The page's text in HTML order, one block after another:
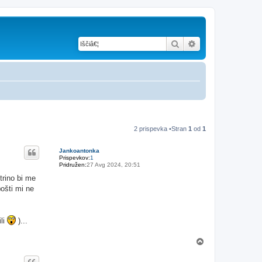
Iskanje
2 prispevka •Stran 1 od 1
Jankoantonka
Prispevkov:1
Pridružen:27 Avg 2024, 20:51
bi me
mi ne
)...